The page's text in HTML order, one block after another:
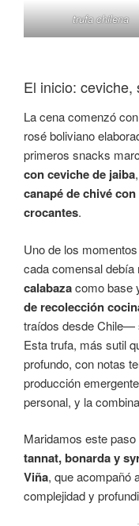
trufa chilena
El inicio:
La cena comenzó
rosé boliviano
primeros snacks
con ceviche de jaiba
canapé de chivé
crocantes.
Uno de los
cada comensal
calabazacomo base
de recolección
traídos desde Chile—
Esta trufa, más sutil
profundo, con notas
producción
personal, y la
Maridamos este
tannat, bonarda y
Viña, que acompañó
complejidad y